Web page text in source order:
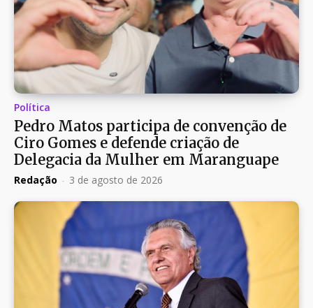
Política
Pedro Matos participa de convenção de
Ciro Gomes e defende criação de
Delegacia da Mulher em Maranguape
Redação - 3 de agosto de 2026